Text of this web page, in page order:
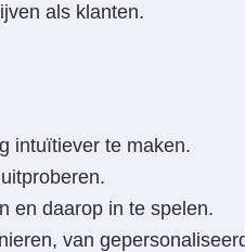
als klanten.
intuïtiever te maken.
en daarop in te spelen.
van